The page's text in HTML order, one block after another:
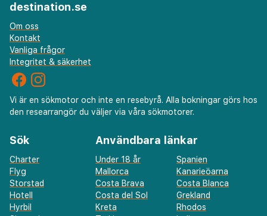
destination.se
Om oss
Kontakt
Vanliga frågor
Integritet & säkerhet
Vi är en sökmotor och inte en resebyrå. Alla bokningar görs hos
den researrangör du väljer via våra sökmotorer.
Sök
Charter
Flyg
Storstad
Hotell
Hyrbil
Användbara länkar
Under 18 år
Spanien
Mallorca
Kanarieöarna
Costa Brava
Costa Blanca
Costa del Sol
Grekland
Kreta
Rhodos